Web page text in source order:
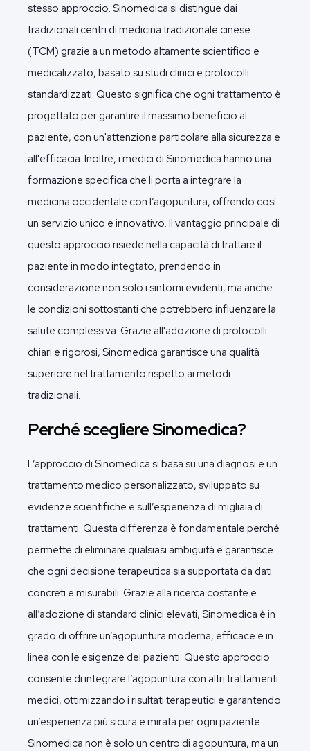
stesso approccio. Sinomedica si distingue dai
tradizionali centri di medicina tradizionale cinese
(TCM) grazie a un metodo altamente scientifico e
medicalizzato, basato su studi clinici e protocolli
standardizzati. Questo significa che ogni trattamento è
progettato per garantire il massimo beneficio al
paziente, con un'attenzione particolare alla sicurezza e
all'efficacia. Inoltre, i medici di Sinomedica hanno una
formazione specifica che li porta a integrare la
medicina occidentale con l’agopuntura, offrendo così
un servizio unico e innovativo. Il vantaggio principale di
questo approccio risiede nella capacità di trattare il
paziente in modo integtato, prendendo in
considerazione non solo i sintomi evidenti, ma anche
le condizioni sottostanti che potrebbero influenzare la
salute complessiva. Grazie all'adozione di protocolli
chiari e rigorosi, Sinomedica garantisce una qualità
superiore nel trattamento rispetto ai metodi
tradizionali.
Perché scegliere Sinomedica?
L’approccio di Sinomedica si basa su una diagnosi e un
trattamento medico personalizzato, sviluppato su
evidenze scientifiche e sull’esperienza di migliaia di
trattamenti. Questa differenza è fondamentale perché
permette di eliminare qualsiasi ambiguità e garantisce
che ogni decisione terapeutica sia supportata da dati
concreti e misurabili. Grazie alla ricerca costante e
all’adozione di standard clinici elevati, Sinomedica è in
grado di offrire un’agopuntura moderna, efficace e in
linea con le esigenze dei pazienti. Questo approccio
consente di integrare l’agopuntura con altri trattamenti
medici, ottimizzando i risultati terapeutici e garantendo
un’esperienza più sicura e mirata per ogni paziente.
Sinomedica non è solo un centro di agopuntura, ma un